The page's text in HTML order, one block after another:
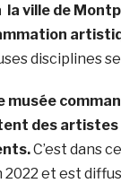
la ville de
disciplines
musée
des artistes
C’est dans
et est